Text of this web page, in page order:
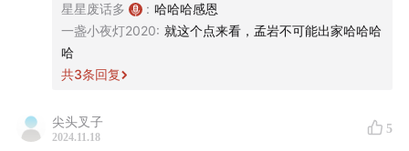
同样天才汇聚，甚至把诺奖得主都找来了的长期资
本管理公司（LTCM），为什么很快陨落了？
文艺复兴究竟做对了什么？
些关联，新增投资品种也可以直接加进来。
单一模型量化基金的优势：提高夏普比率。把不同的市场放
进来，充分利用数据，挖到更多的宝，分散风险。
星星废话多 : 哈哈哈感恩
一盏小夜灯2020: 就这个点来看，孟岩不可能出家哈哈哈
哈
共3条回复
尖头叉子
2024.11.18
5